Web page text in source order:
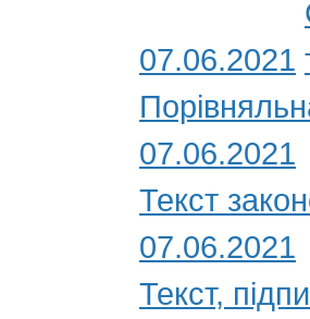
07.06.2021
07.06.2021
Текст
07.06.2021
Текст,